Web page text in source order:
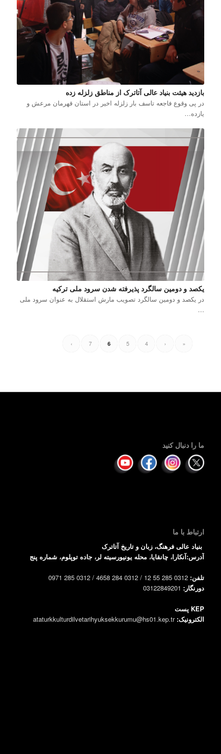
بازدید هیئت بنیاد عالی آتاترک از مناطق زلزله زده
در پی وقوع فاجعه تاسف بار زلزله اخیر در استان قهرمان مرعش و
یازده…
یکصد و دومین سالگرد پذیرفته شدن سرود ملی ترکیه
در یکصد و دومین سالگرد تصویب مارش استقلال به عنوان سرود ملی
…
«
‹
4
5
6
7
›
ما را دنبال کنید
ارتباط با ما
بنیاد عالی فرهنگ، زبان و تاریخ آتاترک
آدرس:آنکارا، چانقایا، محله یونیورسیته لر، جاده توپلوم، شماره پنج
تلفن:
دورنگار:
KEP پست
الکترونیک:ataturkkulturdilvetarihyuksekkurumu@hs01.kep.tr